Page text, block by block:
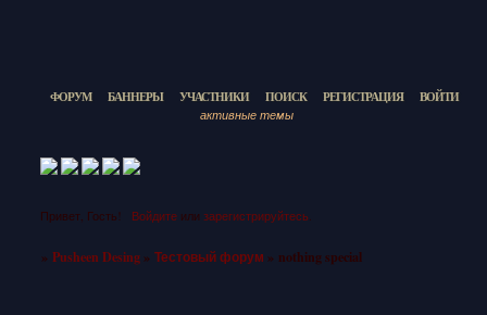
ФОРУМ БАННЕРЫ УЧАСТНИКИ ПОИСК РЕГИСТРАЦИЯ ВОЙТИ
активные темы
Привет, Гость! Войдитеили зарегистрируйтесь.
»Pusheen Desing »Тестовый форум » nothing special